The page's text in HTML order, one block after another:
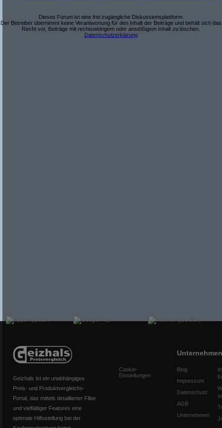
Dieses Forum ist eine frei zugängliche Diskussionsplattform.
Der Betreiber übernimmt keine Verantwortung für den Inhalt der Beiträge und behält sich das
Recht vor, Beiträge mit rechtswidrigem oder anstößigem Inhalt zu löschen.
Datenschutzerklärung
Geizhals ist ein unabhängiges
Preis- und Produktvergleichs-
Portal, das mittels detaillierter Filter
und vielfältiger Features eine
optimale Hilfestellung bei der
Cookie-
Einstellungen
Unternehmen
Blog
Impressum
Datenschutz
AGB
Unternehmen